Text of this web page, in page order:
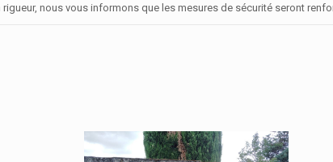
nous vous informons que les mesures de sécurité seront